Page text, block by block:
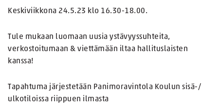
Keskiviikkona 24.5.23 klo 16.30-18.00.
Tule mukaan luomaan uusia ystävyyssuhteita,
verkostoitumaan & viettämään iltaa hallituslaisten
kanssa!
Tapahtuma järjestetään Panimoravintola Koulun sisä-/
ulkotiloissa riippuen ilmasta